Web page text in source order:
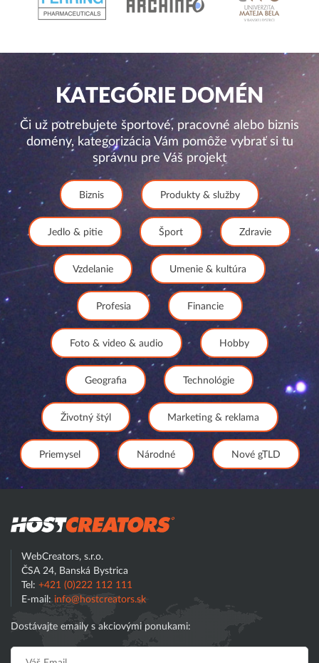
KATEGÓRIE DOMÉN
Či už potrebujete športové, pracovné alebo biznis
domény, kategorizácia Vám pomôže vybrať si tu
správnu pre Váš projekt
Biznis Produkty & služby
Jedlo & pitie Šport Zdravie
Vzdelanie Umenie & kultúra
Profesia Financie
Foto & video & audio Hobby
Geografia Technológie
Životný štýl Marketing & reklama
Priemysel Národné Nové gTLD
WebCreators, s.r.o.
ČSA 24, Banská Bystrica
Tel: +421 (0)222 112 111
E-mail: info@hostcreators.sk
Dostávajte emaily s akciovými ponukami: